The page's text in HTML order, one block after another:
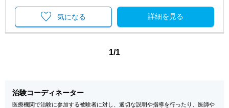
詳細を見る
気になる
1/1
治験コーディネーター
医療機関で治験に参加する被験者に対し、適切な説明や指導を行ったり、医師や